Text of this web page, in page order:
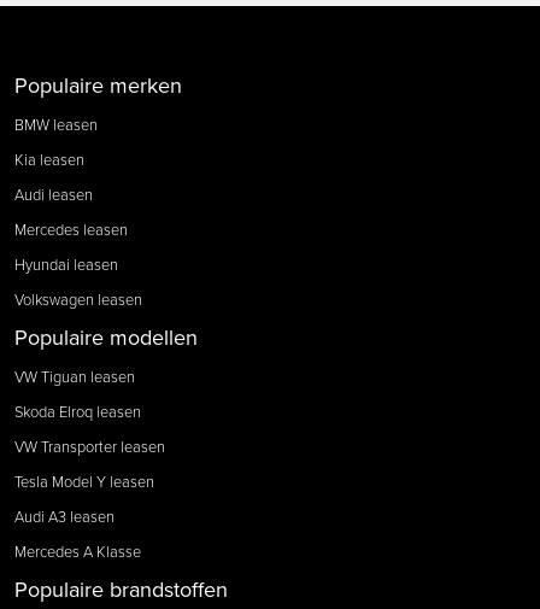
Populaire merken
BMW leasen
Kia leasen
Audi leasen
Mercedes leasen
Hyundai leasen
Volkswagen leasen
Populaire modellen
VW Tiguan leasen
Skoda Elroq leasen
VW Transporter leasen
Tesla Model Y leasen
Audi A3 leasen
Mercedes A Klasse
Populaire brandstoffen